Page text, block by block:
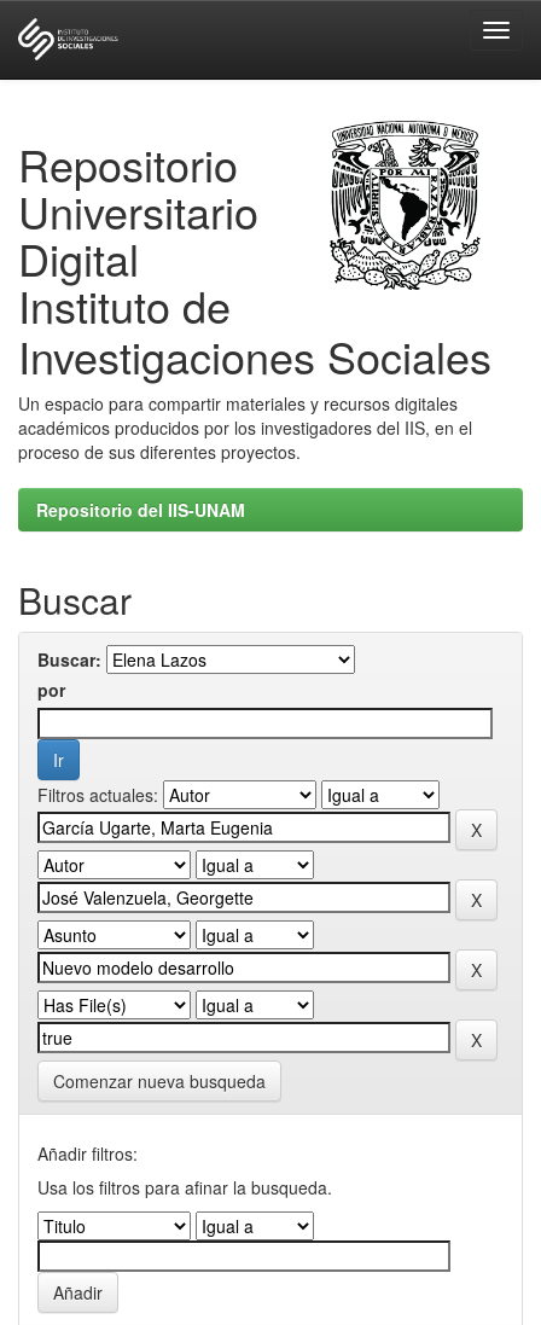
Repositorio
Universitario
Digital
Instituto de
Investigaciones Sociales
Un espacio para compartir materiales y recursos digitales
académicos producidos por los investigadores del IIS, en el
proceso de sus diferentes proyectos.
Repositorio del IIS-UNAM
Buscar
Buscar:
por
Filtros actuales:
Comenzar nueva busqueda
Añadir filtros:
Usa los filtros para afinar la busqueda.